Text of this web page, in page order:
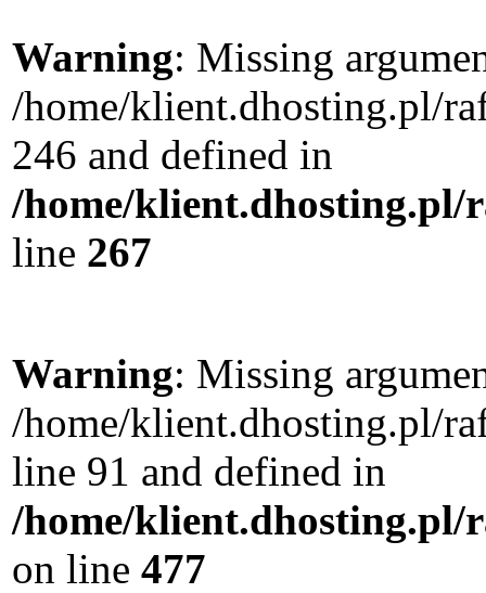
Warning: Missing
/home/klient.dhosting.pl/
246 and defined in
/home/klient.dhosting.pl/
line 267
Warning: Missing
/home/klient.dhosting.pl/
line 91 and defined in
/home/klient.dhosting.pl/
on line 477